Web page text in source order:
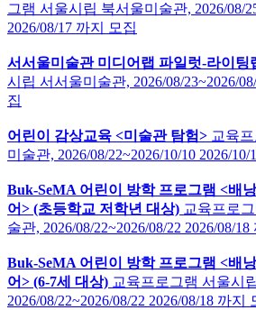
그램 서울시립 북서울미술관, 2026/08/
2026/08/17 까지 모집
서서울미술관 미디어랩 파일럿-라이팅
시립 서서울미술관, 2026/08/23~2026/
집
어린이 감상교육 <미술관 탐험> 교육
미술관, 2026/08/22~2026/10/10 2026/10/
Buk-SeMA 어린이 방학 프로그램 <배
어> (초등학교 저학년 대상) 교육프로
술관, 2026/08/22~2026/08/22 2026/08/18
Buk-SeMA 어린이 방학 프로그램 <배
어> (6-7세 대상) 교육프로그램 서울시
2026/08/22~2026/08/22 2026/08/18 까지